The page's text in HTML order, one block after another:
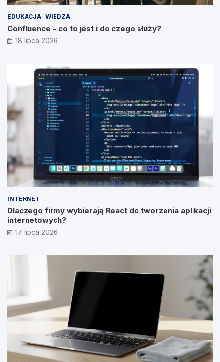
EDUKACJA WIEDZA
Confluence – co to jest i do czego służy?
18 lipca 2026
INTERNET
Dlaczego firmy wybierają React do tworzenia aplikacji
internetowych?
17 lipca 2026